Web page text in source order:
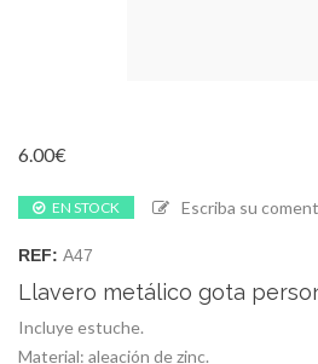
6.00€
EN STOCK Escriba su
REF: A47
Llavero metálico gota
Incluye estuche.
Material: aleación de zinc.